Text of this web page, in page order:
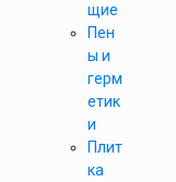
щие
Пен
ы и
герм
етик
и
Плит
ка